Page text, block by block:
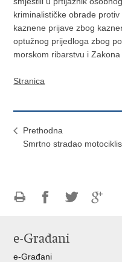
kriminalističke obrade
kaznene prijave zbog
optužnog prijedloga zbog
morskom ribarstvu i Zakona
Stranica
Prethodna
Smrtno stradao
FacebookuTwitteru
e-Građani
e-Građani